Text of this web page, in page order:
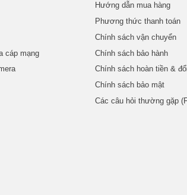
cáp mạng
Hướng dẫn mua hàng
Phương thức thanh toán
Chính sách vận chuyển
Chính sách bảo hành
Chính sách hoàn tiền &
Chính sách bảo mật
Các câu hỏi thường gặp